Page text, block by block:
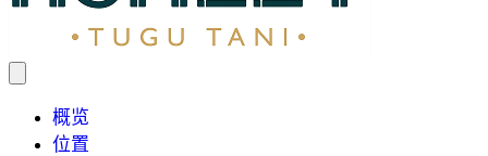
概览
位置